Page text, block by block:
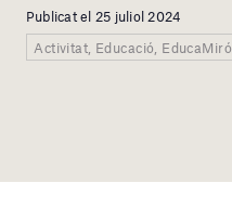
Publicat el 25 juliol 2024
Activitat, Educació, EducaMiró